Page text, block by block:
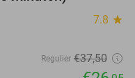
7.8 star
Regulier €37,50